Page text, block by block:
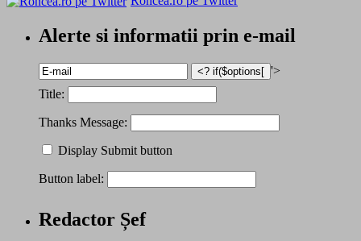
Alerte si informatii prin e-mail
'>
Title:
Thanks Message:
Display Submit button
Button label:
Redactor Șef